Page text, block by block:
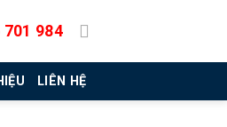
701 984
LIÊN HỆ